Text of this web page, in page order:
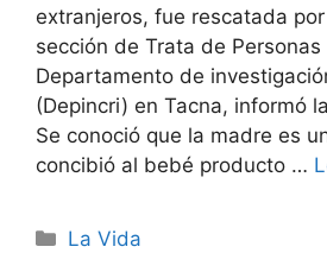
extranjeros, fue rescatada
sección de Trata de Personas
Departamento de
(Depincri) en Tacna, informó
Se conoció que la madre es
concibió al bebé producto …
Categorías
La Vida